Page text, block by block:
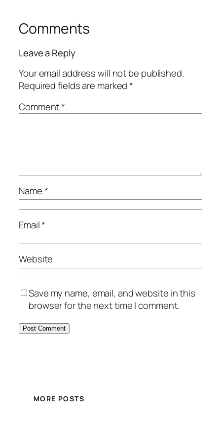
Comments
Leave a Reply
Your email address will not be published.
Required fields are marked*
Comment*
Name*
Email*
Website
Save my name, email, and website in this
browser for the next time I comment.
MORE POSTS